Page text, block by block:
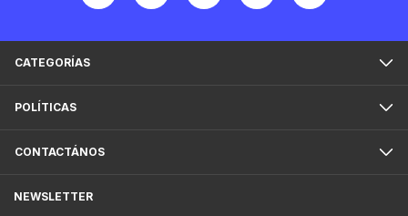
CATEGORÍAS
POLÍTICAS
CONTACTÁNOS
NEWSLETTER